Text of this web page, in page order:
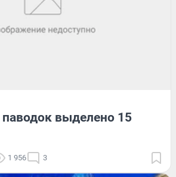
выделено 15
1 956 3